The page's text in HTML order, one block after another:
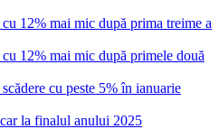
12% mai mic după prima treime a
12% mai mic după primele două
cu peste 5% în ianuarie
la finalul anului 2025